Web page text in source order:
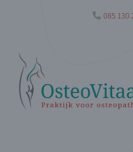
085 130